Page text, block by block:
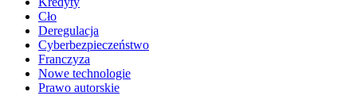
Cło
Deregulacja
Cyberbezpieczeństwo
Franczyza
Nowe technologie
Prawo autorskie